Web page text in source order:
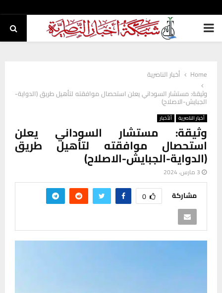
PRIMARY
Home
أخبار الناصرية
وثيقة: مستشار السوداني يعلن استحصال موافقته لتأهيل طريق (الدواية-
الجبايش-الاصلاح)
أخبار الناصرية ألأخبار
وثيقة: مستشار السوداني يعلن
استحصال موافقته لتأهيل طريق
(الدواية-الجبايش-الاصلاح)
3 مارس، 2024
مشاركة 0